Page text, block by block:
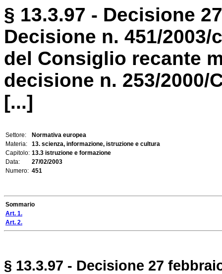
§ 13.3.97 - Decisione
Decisione n. 451/
del Consiglio recante
decisione n. 253/
[...]
Settore:
Normativa europea
Materia:
13. scienza, informazione, istruzione e cultura
Capitolo: 13.3 istruzione e formazione
Data:
27/02/2003
Numero: 451
Sommario
Art. 1.
Art. 2.
§ 13.3.97 - Decisione 27